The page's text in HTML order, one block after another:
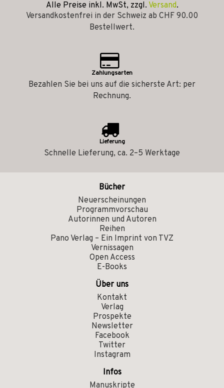
Alle Preise inkl. MwSt, zzgl. Versand.
Versandkostenfrei in der Schweiz ab CHF 90.00
Bestellwert.
Zahlungsarten
Bezahlen Sie bei uns auf die sicherste Art: per
Rechnung.
Lieferung
Schnelle Lieferung, ca. 2–5 Werktage
Bücher
Neuerscheinungen
Programmvorschau
Autorinnen und Autoren
Reihen
Pano Verlag – Ein Imprint von TVZ
Vernissagen
Open Access
E-Books
Über uns
Kontakt
Verlag
Prospekte
Newsletter
Facebook
Twitter
Instagram
Infos
Manuskripte